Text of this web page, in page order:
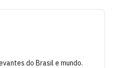
do Brasil e mundo.